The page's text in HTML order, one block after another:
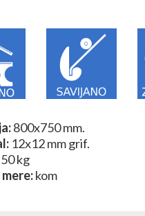
800x750 mm.
12x12 mm grif.
kg
kom